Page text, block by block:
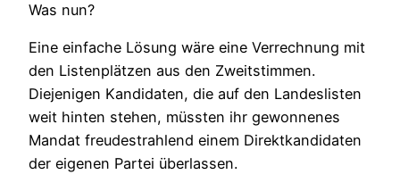
Was nun?
Eine einfache Lösung wäre eine Verrechnung mit
den Listenplätzen aus den Zweitstimmen.
Diejenigen Kandidaten, die auf den Landeslisten
weit hinten stehen, müssten ihr gewonnenes
Mandat freudestrahlend einem Direktkandidaten
der eigenen Partei überlassen.